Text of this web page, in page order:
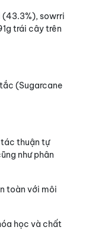
(43.3%), sowrri
trái cây trên
(Sugarcane
thuận tự
như phân
toàn với môi
học và chất